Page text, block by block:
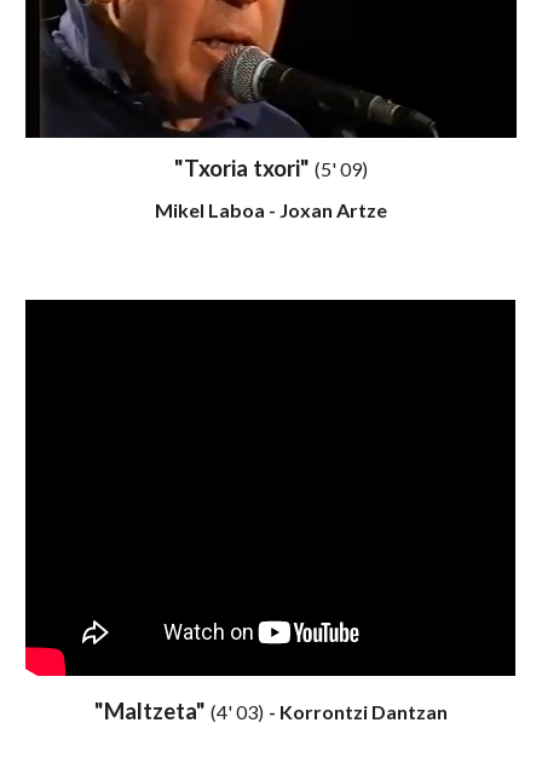
"Txoria txori" (5'09)
Mikel Laboa - Joxan Artze
"Maltzeta" (4' 03) - Korrontzi Dantzan